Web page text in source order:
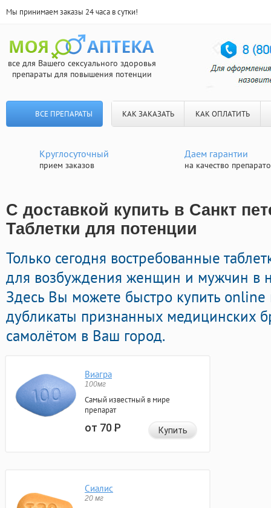
Мы принимаем заказы 24 часа в сутки!
все для Вашего сексуального здоровья
препараты для повышения потенции
ВСЕ ПРЕПАРАТЫ КАК ЗАКАЗАТЬ КАК ОПЛАТИТЬ
Круглосуточный
прием заказов
Даем гарантии
на качество
С доставкой купить в Санкт
Таблетки для потенции
Только сегодня востребованные
для возбуждения женщин и мужчин в
Здесь Вы можете быстро купить
дубликаты признанных медицинских
самолётом в Ваш город.
Виагра
100мг
Самый известный в мире
препарат
от 70Р Купить
Сиалис
20 мг